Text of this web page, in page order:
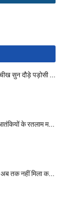
सुन दौड़े पड़ोसी ...
के रतलाम म...
अब तक नहीं मिला क...